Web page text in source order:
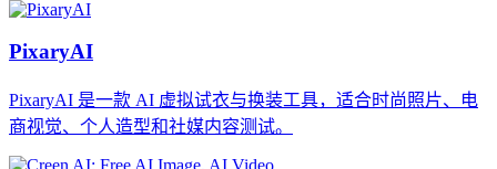
PixaryAI
PixaryAI 是一款 AI 虚拟试衣与换装工具，适合时尚照片、电
商视觉、个人造型和社媒内容测试。